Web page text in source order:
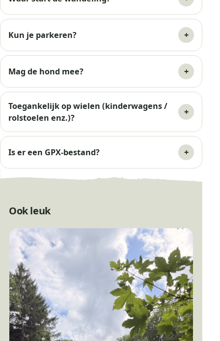
Kun je parkeren?
Mag de hond mee?
Toegankelijk op wielen (kinderwagens /
rolstoelen enz.)?
Is er een GPX-bestand?
Ook leuk